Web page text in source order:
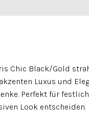
Chic Black/Gold
Luxus und
Perfekt für
Look entscheiden.